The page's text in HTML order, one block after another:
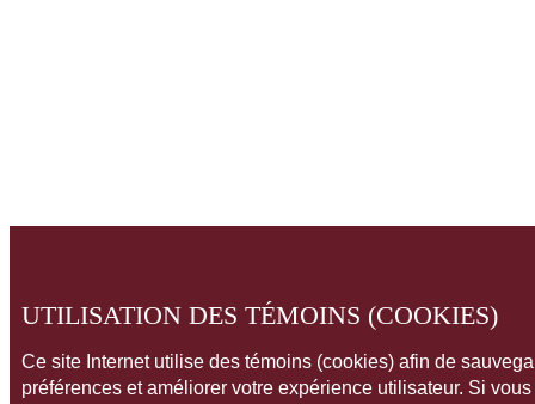
UTILISATION DES TÉMOINS (COOKIES)
Ce site Internet utilise des témoins (cookies) afin de
préférences et améliorer votre expérience utilisateur. Si